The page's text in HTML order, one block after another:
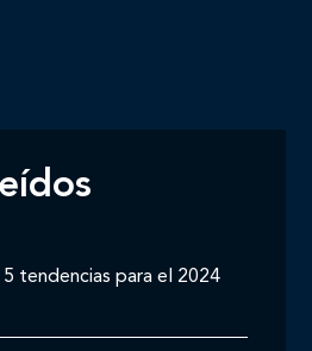
5 tendencias para el 2024